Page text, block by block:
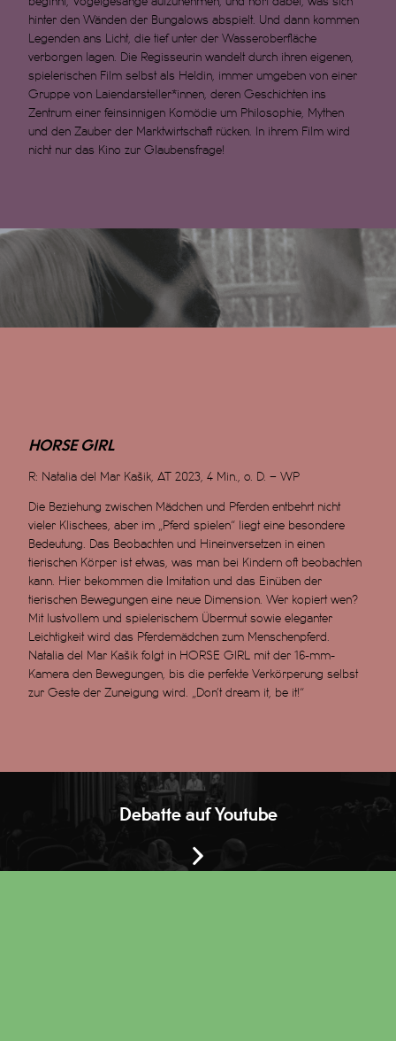
hinter den Wänden der Bungalows abspielt. Und dann kommen
Legenden ans Licht, die tief unter der Wasseroberfläche
verborgen lagen. Die Regisseurin wandelt durch ihren eigenen,
spielerischen Film selbst als Heldin, immer umgeben von einer
Gruppe von Laiendarsteller*innen, deren Geschichten ins
Zentrum einer feinsinnigen Komödie um Philosophie, Mythen
und den Zauber der Marktwirtschaft rücken. In ihrem Film wird
nicht nur das Kino zur Glaubensfrage!
HORSE GIRL
R: Natalia del Mar Kašik, AT 2023, 4 Min., o. D. – WP
Die Beziehung zwischen Mädchen und Pferden entbehrt nicht
vieler Klischees, aber im „Pferd spielen“ liegt eine besondere
Bedeutung. Das Beobachten und Hineinversetzen in einen
tierischen Körper ist etwas, was man bei Kindern oft beobachten
kann. Hier bekommen die Imitation und das Einüben der
tierischen Bewegungen eine neue Dimension. Wer kopiert wen?
Mit lustvollem und spielerischem Übermut sowie eleganter
Leichtigkeit wird das Pferdemädchen zum Menschenpferd.
Natalia del Mar Kašik folgt in HORSE GIRL mit der 16-mm-
Kamera den Bewegungen, bis die perfekte Verkörperung selbst
zur Geste der Zuneigung wird. „Don’t dream it, be it!“
Debatte auf Youtube